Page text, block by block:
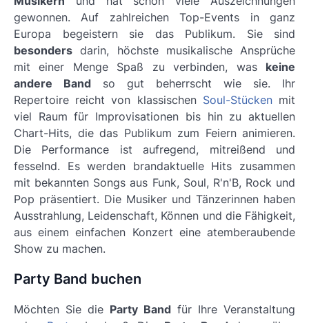
gewonnen. Auf zahlreichen Top-Events in ganz
Europa begeistern sie das Publikum. Sie sind
besonders darin, höchste musikalische Ansprüche
mit einer Menge Spaß zu verbinden, was keine
andere Band so gut beherrscht wie sie. Ihr
Repertoire reicht von klassischen Soul-Stückenmit
viel Raum für Improvisationen bis hin zu aktuellen
Chart-Hits, die das Publikum zum Feiern animieren.
Die Performance ist aufregend, mitreißend und
fesselnd. Es werden brandaktuelle Hits zusammen
mit bekannten Songs aus Funk, Soul, R'n'B, Rock und
Pop präsentiert. Die Musiker und Tänzerinnen haben
Ausstrahlung, Leidenschaft, Können und die Fähigkeit,
aus einem einfachen Konzert eine atemberaubende
Show zu machen.
Party Band buchen
Möchten Sie die Party Band für Ihre Veranstaltung